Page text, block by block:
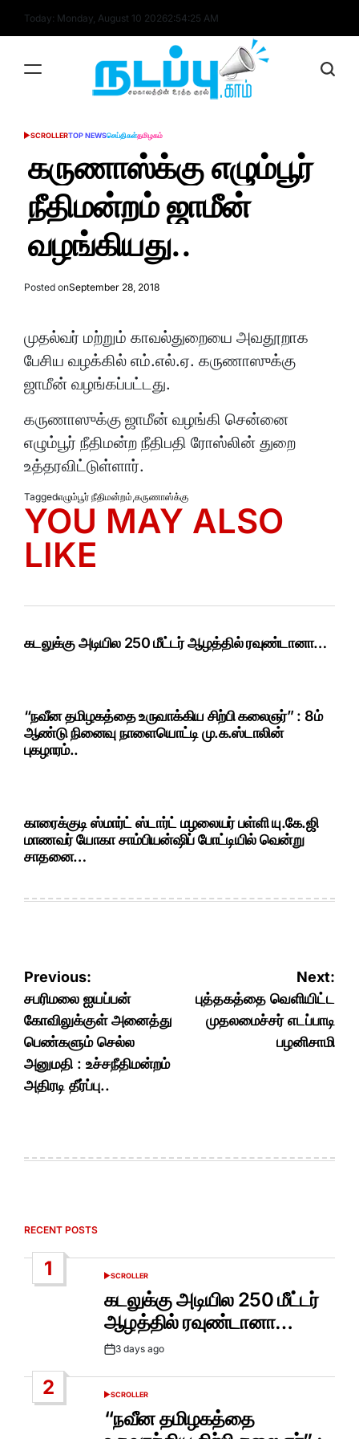
Today: Monday, August 10 20262:54:25 AM
POSTED
SCROLLERTOP NEWSசெய்திகள்தமிழகம்
கருணாஸ்க்கு எழும்பூர்
நீதிமன்றம் ஜாமீன்
வழங்கியது..
Posted onSeptember 28, 2018
முதல்வர் மற்றும் காவல்துறையை அவதூறாக
பேசிய வழக்கில் எம்.எல்.ஏ. கருணாஸுக்கு
ஜாமீன் வழங்கப்பட்டது.
கருணாஸுக்கு ஜாமீன் வழங்கி சென்னை
எழும்பூர் நீதிமன்ற நீதிபதி ரோஸ்லின் துறை
உத்தரவிட்டுள்ளார்.
Taggedஎழும்பூர் நீதிமன்றம்,கருணாஸ்க்கு
YOU MAY ALSO
LIKE
கடலுக்கு அடியில 250 மீட்டர் ஆழத்தில் ரவுண்டானா…
“நவீன தமிழகத்தை உருவாக்கிய சிற்பி கலைஞர்” : 8ம்
ஆண்டு நினைவு நாளையொட்டி மு.க.ஸ்டாலின்
புகழாரம்..
காரைக்குடி ஸ்மார்ட் ஸ்டார்ட் மழலையர் பள்ளி யு.கே.ஜி
மாணவர் யோகா சாம்பியன்ஷிப் போட்டியில் வென்று
சாதனை…
Post
navigation
Previous:
சபரிமலை ஐயப்பன்
கோவிலுக்குள் அனைத்து
பெண்களும் செல்ல
அனுமதி : உச்சநீதிமன்றம்
அதிரடி தீர்ப்பு..
Next:
புத்தகத்தை வெளியிட்ட
முதலமைச்சர் எடப்பாடி
பழனிசாமி
RECENT POSTS
1
POSTED
SCROLLER
கடலுக்கு அடியில 250 மீட்டர்
ஆழத்தில் ரவுண்டானா…
Post3 days ago
2
POSTED
IN
SCROLLER
“நவீன தமிழகத்தை